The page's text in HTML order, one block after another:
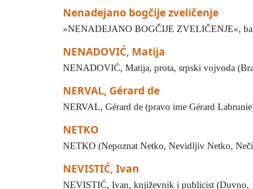
Nenadejano bogčije zveličenje
»NENADEJANO BOGČIJE ZVELIČENJE«,
NENADOVIĆ, Matija
NENADOVIĆ, Matija, prota, srpski vojvoda
NERVAL, Gérard de
NERVAL, Gérard de (pravo ime Gérard
NETKO
NETKO (Nepoznat Netko, Nevidljiv Netko,
NEVISTIĆ, Ivan
NEVISTIĆ, Ivan, književnik i publicist (Duvno,